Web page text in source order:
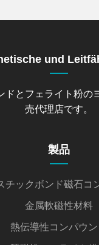
und
ドとフェライト粉の
売代理店です。
製品
チックボンド磁石コ
金属軟磁性材料
熱伝導性コンパウン